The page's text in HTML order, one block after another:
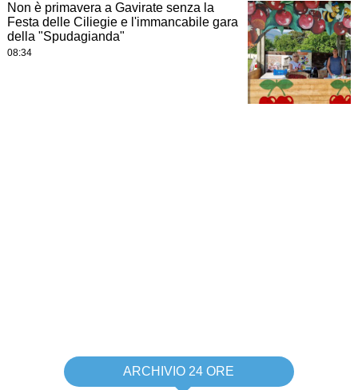
Non è primavera a Gavirate senza la
Festa delle Ciliegie e l'immancabile gara
della "Spudagianda"
08:34
ARCHIVIO 24 ORE